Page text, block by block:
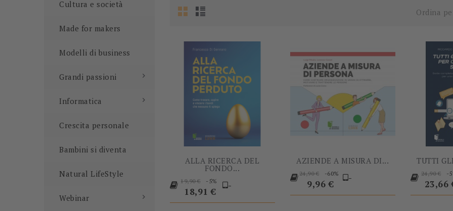
Cultura e società
Made for makers
Modelli di business
Grandi passioni
Informatica
Crescita personale
Bambini si diventa
Natural LifeStyle
Webinar
Ordina
ALLA RICERCA DEL
FONDO...
Prezzo
base
19,90 € -5%
Prezzo
18,91 €
-
AZIENDE A MISURA DI...
Prezzo
base
24,90 € -60%
Prezzo
9,96 € -
TUTTI
Prezzo
base
24,90 € -
23,66